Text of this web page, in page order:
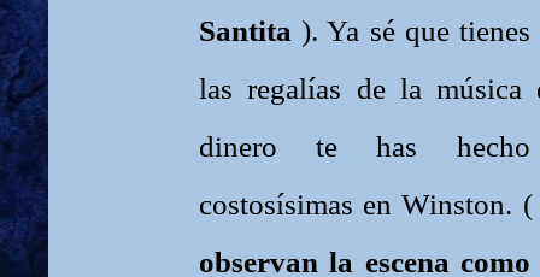
Santita ). Ya sé que
las regalías de la música
dinero te has hecho
costosísimas en Winston.
observan la escena